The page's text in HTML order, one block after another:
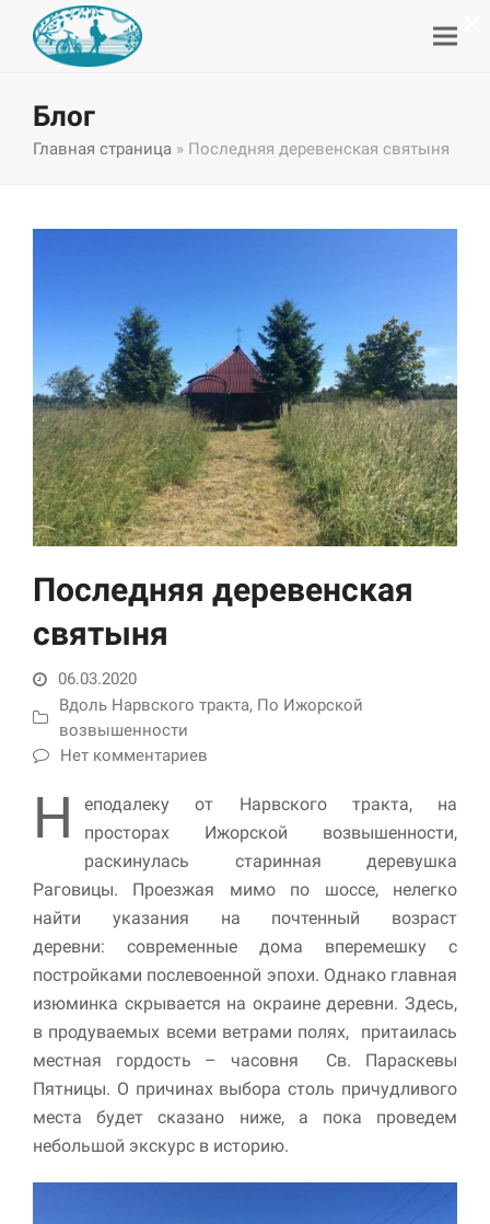
Блог
Главная страница » Последняя деревенская святыня
Последняя деревенская
святыня
06.03.2020
Вдоль Нарвского тракта, По Ижорской
возвышенности
Нет комментариев
Н
еподалеку от Нарвского тракта, на
просторах Ижорской возвышенности,
раскинулась старинная деревушка
Раговицы. Проезжая мимо по шоссе, нелегко
найти указания на почтенный возраст
деревни: современные дома вперемешку с
постройками послевоенной эпохи. Однако главная
изюминка скрывается на окраине деревни. Здесь,
в продуваемых всеми ветрами полях, притаилась
местная гордость – часовня Св. Параскевы
Пятницы. О причинах выбора столь причудливого
места будет сказано ниже, а пока проведем
небольшой экскурс в историю.
необходимы для
функционирования
веб-сайта.
Статистика и
аналитика
Для того чтобы
функциональность
и структуру веб-
сайта, исходя из
используется.